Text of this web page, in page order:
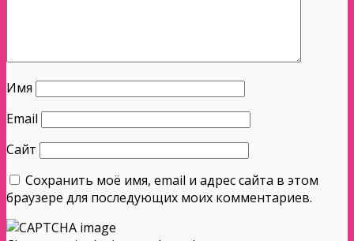
Имя
Email
Сайт
Сохранить моё имя, email и адрес сайта в этом
браузере для последующих моих комментариев.